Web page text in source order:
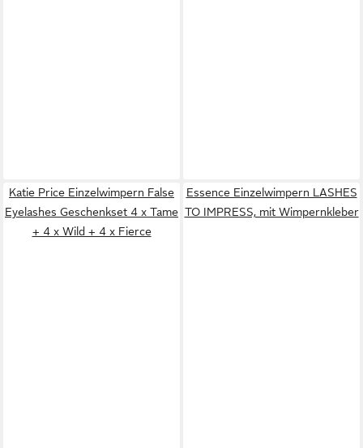
Katie Price Einzelwimpern False
Eyelashes Geschenkset 4 x Tame
+ 4 x Wild + 4 x Fierce
Essence Einzelwimpern LASHES
TO IMPRESS, mit Wimpernkleber